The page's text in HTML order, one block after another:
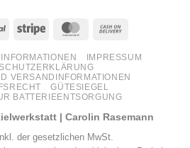
PayPal Stripe MasterCard
Delivery
IMPRESSUM
VERSANDINFORMATIONEN
GÜTESIEGEL
BATTERIEENTSORGUNG
| Carolin Rasemann
der gesetzlichen MwSt.